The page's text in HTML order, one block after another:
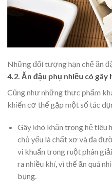
Những đối tượng hạn chế ăn
4.2. Ăn đậu phụ nhiều có gây
Cũng như những thực phẩm
khiến cơ thể gặp một số tác
Gây khó khăn trong hệ tiêu
chủ yếu là chất xơ và đa
vi khuẩn trong ruột phân
ra nhiều khí, vì thế ăn quá
bụng.